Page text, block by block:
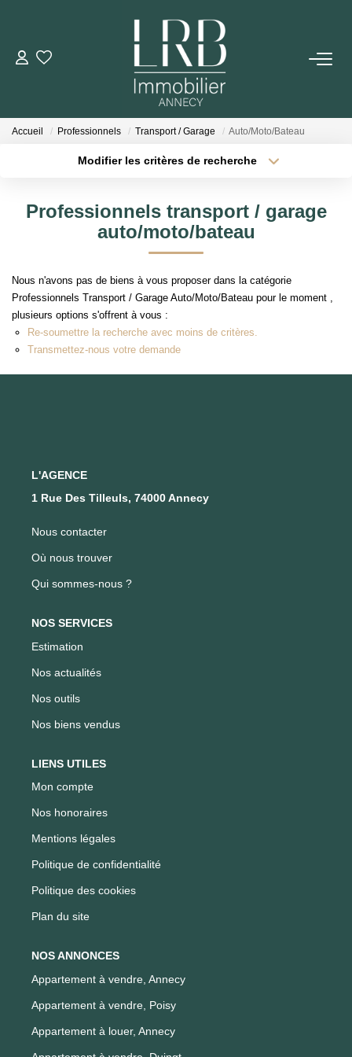
ACHETER
Votre Recherche
Biens Vendus
ESTIMER
LOUER
Notre Équipe
Accueil Professionnels Transport / Garage Auto/Moto/Bateau
Modifier les critères de recherche
Type de bien
Surface min
Créer une alerte
Professionnels transport / garage
auto/moto/bateau
Nous n'avons pas de biens à vous proposer dans la catégorie
Professionnels Transport / Garage Auto/Moto/Bateau pour le moment ,
plusieurs options s'offrent à vous :
Re-soumettre la recherche avec moins de critères.
Transmettez-nous votre demande
L'AGENCE
1 Rue Des Tilleuls, 74000 Annecy
Nous contacter
Où nous trouver
Qui sommes-nous ?
NOS SERVICES
Estimation
Nos actualités
Nos outils
Nos biens vendus
LIENS UTILES
Mon compte
Nos honoraires
Mentions légales
Politique de confidentialité
Politique des cookies
Plan du site
NOS ANNONCES
Appartement à vendre, Annecy
Appartement à vendre, Poisy
Appartement à louer, Annecy